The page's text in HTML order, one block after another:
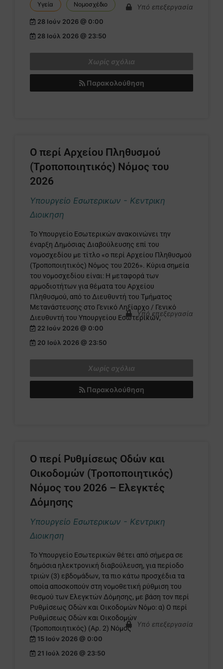
Υγεία Νομοσχέδιο Υπό επεξεργασία
28 Ιούν 2026 @ 0:00
28 Ιούλ 2026 @ 23:50
Χωρίς σχόλια
Παρακολούθηση
Ο περί Αρχείου Πληθυσμού
(Τροποποιητικός) Νόμος του
2026
Υπουργείο Εσωτερικων - Κεντρικη
Διοικηση
Το Υπουργείο Εσωτερικών ανακοινώνει την
έναρξη Δημόσιας Διαβούλευσης επί του
νομοσχεδίου με τίτλο «ο περί Αρχείου Πληθυσμού
(Τροποποιητικός) Νόμος του 2026». Κύρια σημεία
του νομοσχεδίου είναι: Η μεταφορά των
αρμοδιοτήτων για θέματα του Αρχείου
Πληθυσμού, από το Διευθυντή του Τμήματος
Μετανάστευσης στο Γενικό Ληξίαρχο / Γενικό
Διευθυντή του Υπουργείου Εσωτερικών,Υπό επεξεργασία
22 Ιούν 2026 @ 0:00
20 Ιούλ 2026 @ 23:50
Χωρίς σχόλια
Παρακολούθηση
Ο περί Ρυθμίσεως Οδών και
Οικοδομών (Τροποποιητικός)
Νόμος του 2026 – Ελεγκτές
Δόμησης
Υπουργείο Εσωτερικων - Κεντρικη
Διοικηση
Το Υπουργείο Εσωτερικών θέτει από σήμερα σε
δημόσια ηλεκτρονική διαβούλευση, για περίοδο
τριών (3) εβδομάδων, τα πιο κάτω προσχέδια τα
οποία αποσκοπούν στη νομοθετική ρύθμιση του
θεσμού των Ελεγκτών Δόμησης, με βάση τον περί
Ρυθμίσεως Οδών και Οικοδομών Νόμο: α) Ο περί
Ρυθμίσεως Οδών και Οικοδομών
(Τροποποιητικός) (Αρ. 2) Νόμος
Υπό επεξεργασία
15 Ιούν 2026 @ 0:00
21 Ιούλ 2026 @ 23:50